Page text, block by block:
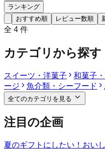
ランキング
おすすめ順
レビュー数順
全 4 件
カテゴリから探す
スイーツ・洋菓子 和菓子
ージ
魚介類・シーフード
全てのカテゴリを見る
注目の企画
夏のギフトにしたい！おい